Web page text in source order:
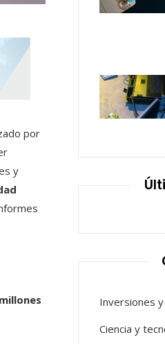
por
y
Inversiones
Ciencia y